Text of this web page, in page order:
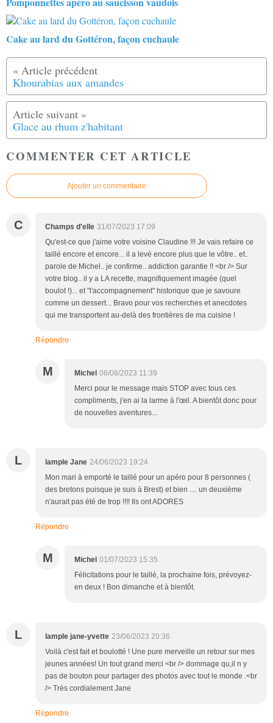
Cake au lard du Gottéron, façon cuchaule
Khourabias aux amandes
Glace au rhum z'habitant
COMMENTER CET ARTICLE
Ajouter un commentaire
C Champs d'elle 31/07/2023 17:09
Qu'est-ce que j'aime votre voisine Claudine !!! Je vais refaire ce
taillé encore et encore... il a levé encore plus que le vôtre.. et..
parole de Michel.. je confirme.. addiction garantie !! <br /> Sur
votre blog.. il y a LA recette, magnifiquement imagée (quel
boulot !)... et "l'accompagnement" historique que je savoure
comme un dessert... Bravo pour vos recherches et anecdotes
qui me transportent au-delà des frontières de ma cuisine !
Répondre
M Michel 06/08/2023 11:39
Merci pour le message mais STOP avec tous ces
compliments, j'en ai la larme à l'œil. A bientôt donc pour
de nouvelles aventures...
L lample Jane 24/06/2023 19:24
Mon mari à emporté le taillé pour un apéro pour 8 personnes (
des bretons puisque je suis à Brest) et bien .... un deuxième
n'aurait pas été de trop !!!! Ils ont ADORES
Répondre
M Michel 01/07/2023 15:35
Félicitations pour le taillé, la prochaine fois, prévoyez-
en deux ! Bon dimanche et à bientôt.
L lample jane-yvette 23/06/2023 20:36
Voilà c'est fait et boulotté ! Une pure merveille un retour sur mes
jeunes années! Un tout grand merci <br /> dommage qu,il n y
pas de bouton pour partager des photos avec tout le monde .<br
/> Très cordialement Jane
Répondre